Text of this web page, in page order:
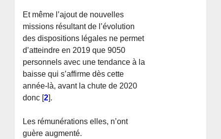
Et même l’ajout de nouvelles
missions résultant de l’évolution
des dispositions légales ne permet
d’atteindre en 2019 que 9050
personnels avec une tendance à la
baisse qui s’affirme dès cette
année-là, avant la chute de 2020
donc [2].
Les rémunérations elles, n’ont
guère augmenté.